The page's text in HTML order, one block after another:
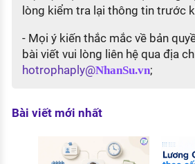
lòng kiểm tra lại thông tin trước
- Mọi ý kiến thắc mắc về bản
bài viết vui lòng liên hệ qua địa
hotrophaply@NhanSu.vn;
Bài viết mới nhất